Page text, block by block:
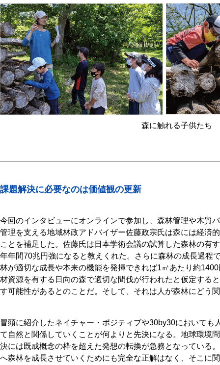
森に触れる子供たち
課題解決に必要なのは価値観の更新
今回のインタビューにオンラインで参加し、森林管理や木質
管理を支える地域林政アドバイザー佐藤政宗氏は森には経済
ことを補足した。佐藤氏は日本学術会議の試算した森林の有
年年間70兆円強になると教えくれた。さらに森林の成長過程
林が適切な成長や本来の機能を発揮できれば1㎥あたり約
材資源を有する日向の森で適切な間伐が行われたと仮定する
す可能性があるとのことだ。そして、それは人が森林にどう
冒頭に紹介したネイチャー・ポジティブや30by30においても
て自然と関係していくことが何よりと先決になる。地球環境
決には既成概念の枠を超えた発想の転換が急務となっている
へ森林を成長させていくためにも完全な正解はなく、そこに